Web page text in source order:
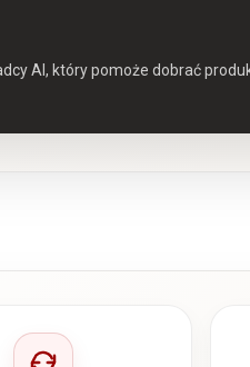
AI, który pomoże dobrać